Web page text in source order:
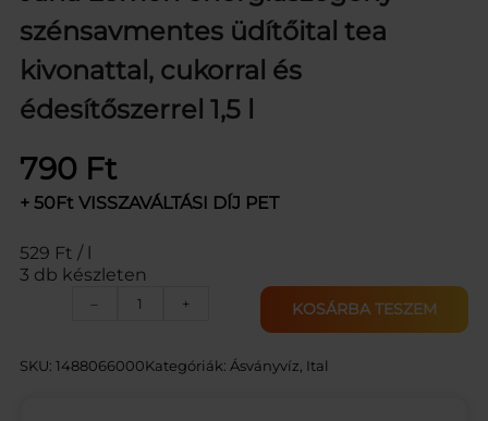
szénsavmentes üdítőital tea
kivonattal, cukorral és
édesítőszerrel 1,5 l
790 Ft
+ 50Ft VISSZAVÁLTÁSI DÍJ PET
529 Ft / l
3 db készleten
–
J
A
+ KOSÁRBA TESZEM
SKU: 1488066000Kategóriák: Ásványvíz Ital